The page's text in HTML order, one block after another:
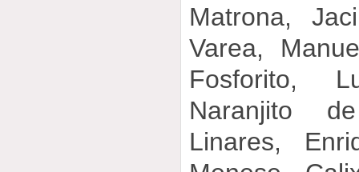
Matrona,
Varea,
Fosforito,
Naranjito
Linares,